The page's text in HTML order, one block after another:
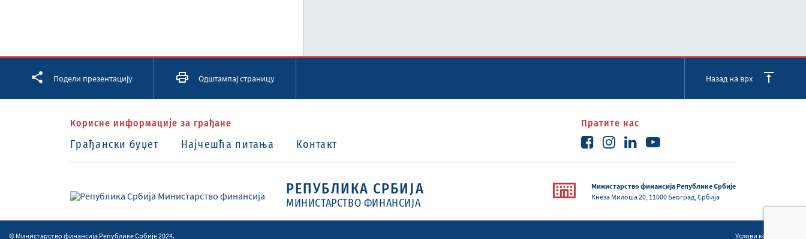
Подели презентацију
Facebook Twitter LinkedIn
Одштампај страницу Назад на врх
Корисне информације за грађане
Грађански буџет Најчешћа питања Контакт
Пратите нас
РЕПУБЛИКА СРБИЈА
МИНИСТАРСТВО ФИНАНСИЈА
Министарство финансија Републике Србије
Кнеза Милоша 20, 11000 Београд, Србија
© Министарство финансија Републике Србије 2024. Услови коришћења